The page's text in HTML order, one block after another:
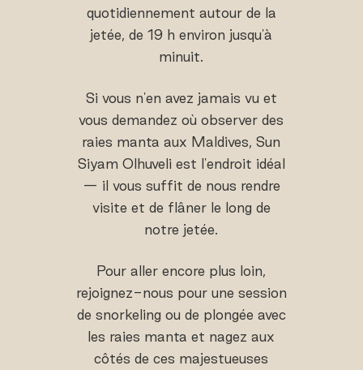
quotidiennement autour de la
jetée, de 19 h environ jusqu'à
minuit.
Si vous n'en avez jamais vu et
vous demandez où observer des
raies manta aux Maldives, Sun
Siyam Olhuveli est l'endroit idéal
— il vous suffit de nous rendre
visite et de flâner le long de
notre jetée.
Pour aller encore plus loin,
rejoignez-nous pour une session
de snorkeling ou de plongée avec
les raies manta et nagez aux
côtés de ces majestueuses